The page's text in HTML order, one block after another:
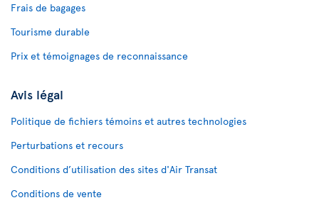
Frais de bagages
Tourisme durable
Prix et témoignages de reconnaissance
Avis légal
Politique de fichiers témoins et autres technologies
Perturbations et recours
Conditions d’utilisation des sites d'Air Transat
Conditions de vente